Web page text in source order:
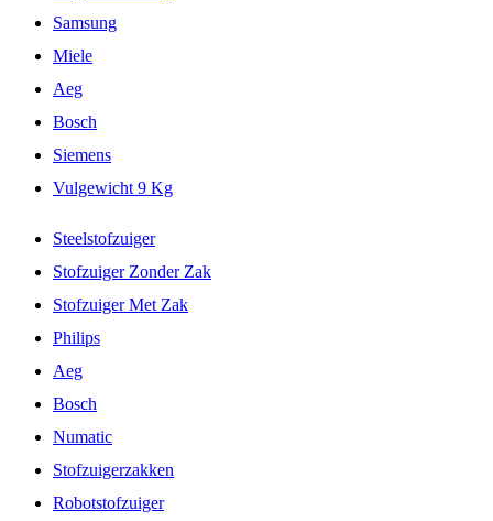
Samsung
Miele
Aeg
Bosch
Siemens
Vulgewicht 9 Kg
Steelstofzuiger
Stofzuiger Zonder Zak
Stofzuiger Met Zak
Philips
Aeg
Bosch
Numatic
Stofzuigerzakken
Robotstofzuiger